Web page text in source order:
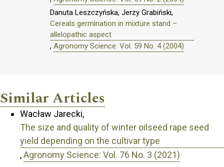
Danuta Leszczyńska, Jerzy Grabiński,
Cereals germination in mixture stand –
allelopathic aspect
, Agronomy Science: Vol. 59 No. 4 (2004)
Similar Articles
Wacław Jarecki,
The size and quality of winter oilseed rape seed
yield depending on the cultivar type
,Agronomy Science: Vol. 76 No. 3 (2021)